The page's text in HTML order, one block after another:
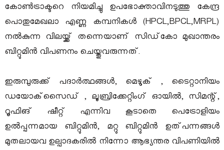
കോൺട്രാക്ടറെ നിയമിച്ചു ഉപഭോക്താവിനടുത്തു കേന്ദ്ര
പൊതുമേഖലാ എണ്ണ കമ്പനികൾ (HPCL,BPCL,MRPL)
നൽകുന്ന വിലയ്ക്ക് തന്നെയാണ് സിഡ്‌കോ മുഖാന്തരം
ബിറ്റുമിൻ വിപണനം ചെയ്തുവരുന്നത്.
ഇരുമ്പുരുക്ക് പദാർത്ഥങ്ങൾ, മെഴുക് , ടൈറ്റാനിയം
ഡയോക്‌സൈഡ് , ലൂബ്രിക്കേറ്റിംഗ് ഓയിൽ, സിമന്റ്,
റൂഫിങ് ഷീറ്റ് എന്നിവ കൂടാതെ പെട്രോളിയം
ഉൽപ്പന്നമായ ബിറ്റുമിൻ, മറ്റു ബിറ്റുമിൻ ഉത്പന്നങ്ങൾ
മുതലായവ ഉല്പാദകരിൽ നിന്നോ ആഭ്യന്തര വിപണിയിൽ